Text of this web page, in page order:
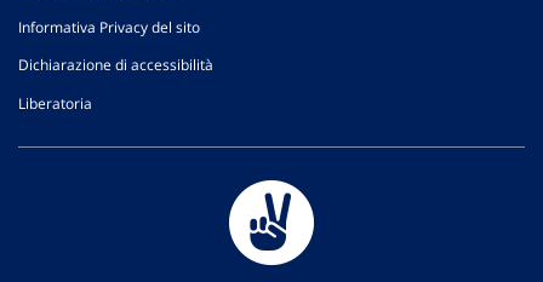
Informativa Privacy del sito
Dichiarazione di accessibilità
Liberatoria